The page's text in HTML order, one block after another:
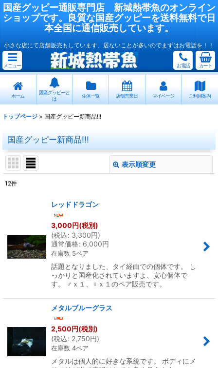
国産グッピー通販専門店 新城熱帯魚のオンライン
ショップです。良質な国産グッピーを送料無料で日
本全国に通信販売しています。
小さな店にて店舗販売もしています、居ないことが多いのでまずはお電話を！！
メニュー お電話 カート
ホーム
国産グッピーと
は
生体一覧 店舗営業日 マイページ ご利用案内
トップページ > 国産グッピー新商品!!!
国産グッピー新商品!!!
表示順変更
並び順:
絞り込む
12件
レッドドラゴン
3,000円(税別)
(税込: 3,300円)
通常価格: 6,000円
在庫数 5ペア
話題となりました、タイ経由での個体です。 し
っかりと国産化されていますよ、安心個体で
す。 ♂ｘ１、♀ｘ１のペア販売です。
メタルブルーグラス
2,500円(税別)
(税込: 2,750円)
在庫数 4ペア
メタルは個人的に好きな系統です。 ボディにメ